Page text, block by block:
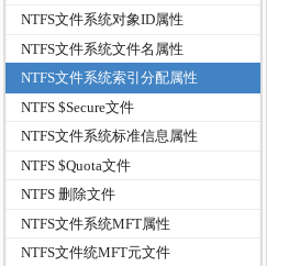
NTFS文件系统对象ID属性
NTFS文件系统文件名属性
NTFS文件系统索引分配属性
NTFS $Secure文件
NTFS文件系统标准信息属性
NTFS $Quota文件
NTFS 删除文件
NTFS文件系统MFT属性
NTFS文件统MFT元文件